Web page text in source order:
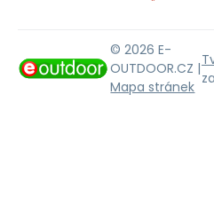
© 2026 E-
OUTDOOR.CZ |
Mapa stránek